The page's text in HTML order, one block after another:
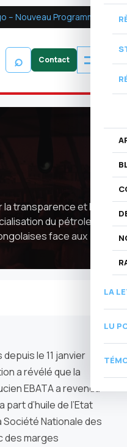
⌕
LA
LU
transparence et la
du pétrole
face aux
le 11 janvier
a révélé que la
EBATA a revendu
d’huile de l’Etat
Société Nationale des
des marges